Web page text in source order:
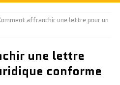
affranchir une lettre pour un
une lettre
conforme